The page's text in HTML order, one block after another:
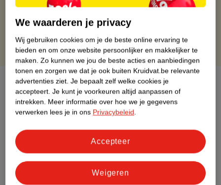
Gratis retourneren binnen 30 dagen
Gratis punten met je Kruidvat kaart
Over dit product
Productinformatie
Etiketinformatie
Nature Impact Score
Dit product heeft (nog) geen Nature
We waarderen je privacy
Wij gebruiken cookies om je de beste online ervaring te
bieden en om onze website persoonlijker en makkelijker te
maken. Zo kunnen we jou de beste acties en aanbiedingen
tonen en zorgen we dat je ook buiten Kruidvat.be relevante
advertenties ziet. Je bepaalt zelf welke cookies je
accepteert. Je kunt je voorkeuren altijd aanpassen of
intrekken. Meer informatie over hoe we je gegevens
verwerken lees je in ons Privacybeleid.
Weigeren
Accepteer